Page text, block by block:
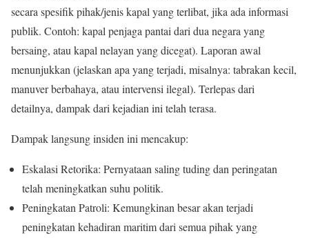
secara spesifik pihak/jenis kapal yang terlibat, jika ada informasi
publik. Contoh: kapal penjaga pantai dari dua negara yang
bersaing, atau kapal nelayan yang dicegat). Laporan awal
menunjukkan (jelaskan apa yang terjadi, misalnya: tabrakan kecil,
manuver berbahaya, atau intervensi ilegal). Terlepas dari
detailnya, dampak dari kejadian ini telah terasa.
Dampak langsung insiden ini mencakup:
Eskalasi Retorika: Pernyataan saling tuding dan peringatan
telah meningkatkan suhu politik.
Peningkatan Patroli: Kemungkinan besar akan terjadi
peningkatan kehadiran maritim dari semua pihak yang